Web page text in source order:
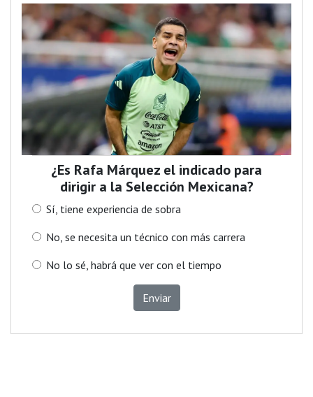
¿Es Rafa Márquez el indicado para
dirigir a la Selección Mexicana?
Sí, tiene experiencia de sobra
No, se necesita un técnico con más carrera
No lo sé, habrá que ver con el tiempo
Enviar